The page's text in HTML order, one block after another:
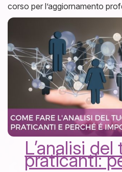
corso per l’aggiornamento
L’analisi
praticanti: